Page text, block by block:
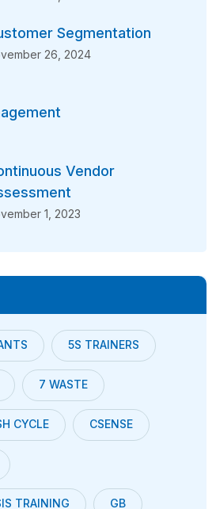
Segmentation
26, 2024
Vendor
1, 2023
5S TRAINERS
7 WASTE
CYCLE CSENSE
TRAINING GB